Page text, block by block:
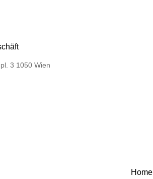
3 1050 Wien
Home